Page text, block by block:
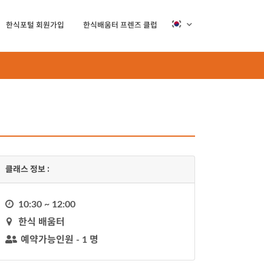
한식포털 회원가입 한식배움터 프렌즈 클럽
클래스 정보 :
시
계
10:30 ~ 12:00
지
도
한식 배움터
예약가능인원 - 1 명